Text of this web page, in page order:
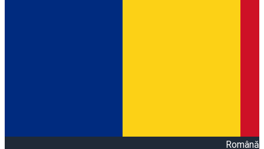
Română